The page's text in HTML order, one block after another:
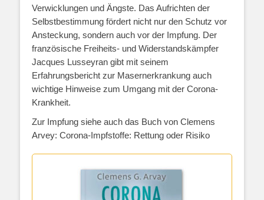
Verwicklungen und Ängste. Das Aufrichten der
Selbstbestimmung fördert nicht nur den Schutz vor
Ansteckung, sondern auch vor der Impfung. Der
französische Freiheits- und Widerstandskämpfer
Jacques Lusseyran gibt mit seinem
Erfahrungsbericht zur Masernerkrankung auch
wichtige Hinweise zum Umgang mit der Corona-
Krankheit.
Zur Impfung siehe auch das Buch von Clemens
Arvey: Corona-Impfstoffe: Rettung oder Risiko